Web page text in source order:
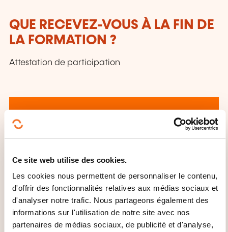
Ce site web utilise des cookies.
Les cookies nous permettent de personnaliser le contenu,
d'offrir des fonctionnalités relatives aux médias sociaux et
d'analyser notre trafic. Nous partageons également des
informations sur l'utilisation de notre site avec nos
partenaires de médias sociaux, de publicité et d'analyse,
QUE RECEVEZ-VOUS À LA FIN DE
LA FORMATION ?
Attestation de participation
Comment contacter
l’organisme de formation
?
Donatella Storelli